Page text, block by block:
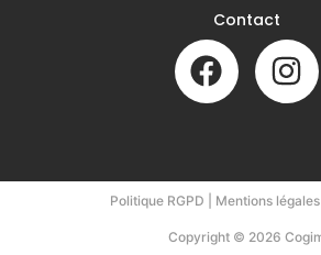
Contact
Politique RGPD Mentions légales
Copyright © 2026